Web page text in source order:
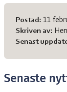
Meta-
Postad: 11
Skriven av:
Senast
Senaste